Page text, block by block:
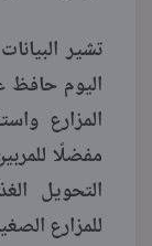
تشير
اليوم
المزارع
مفضلًا
التحويل
للمزارع